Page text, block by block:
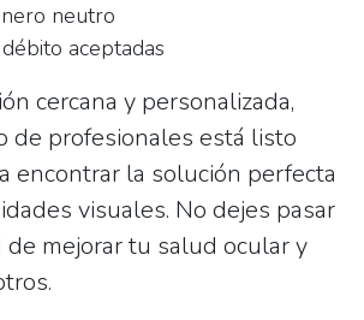
neutro
aceptadas
cercana y personalizada,
de profesionales está listo
encontrar la solución perfecta
visuales. No dejes pasar
mejorar tu salud ocular y